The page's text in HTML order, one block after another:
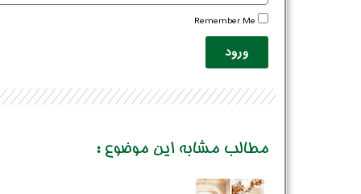
Remember Me
ورود
مطالب مشابه این موضوع :